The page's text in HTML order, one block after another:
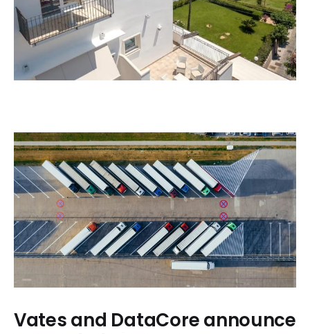
Vates and DataCore announce